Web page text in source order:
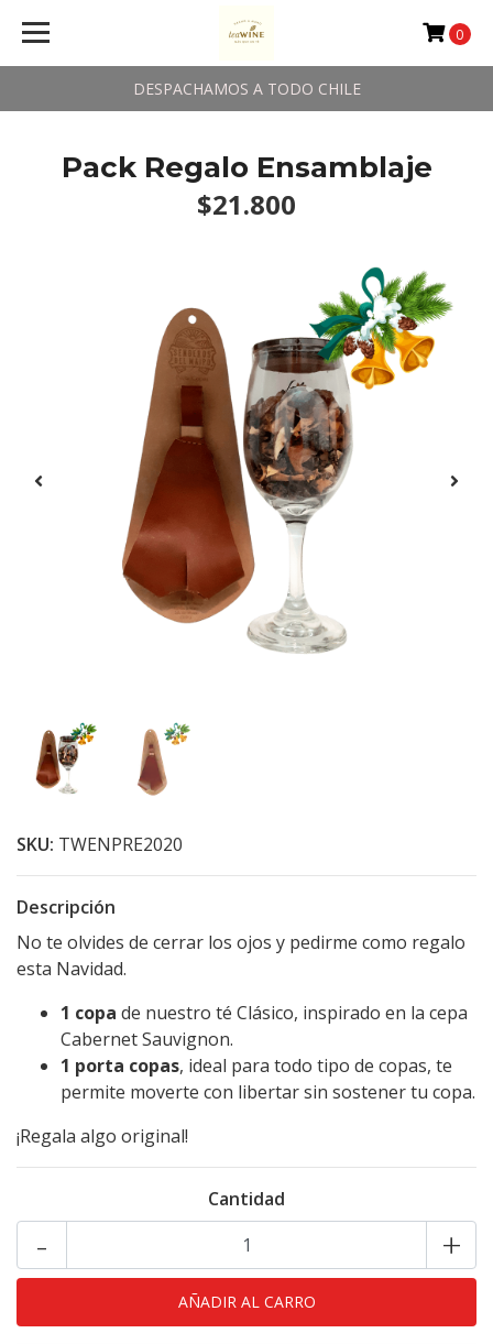
DESPACHAMOS A TODO CHILE
0
Pack Regalo Ensamblaje
$21.800
SKU: TWENPRE2020
Descripción
No te olvides de cerrar los ojos y pedirme como regalo
esta Navidad.
1 copa de nuestro té Clásico, inspirado en la cepa
Cabernet Sauvignon.
1 porta copas, ideal para todo tipo de copas, te
permite moverte con libertar sin sostener tu copa.
¡Regala algo original!
Cantidad
+
-